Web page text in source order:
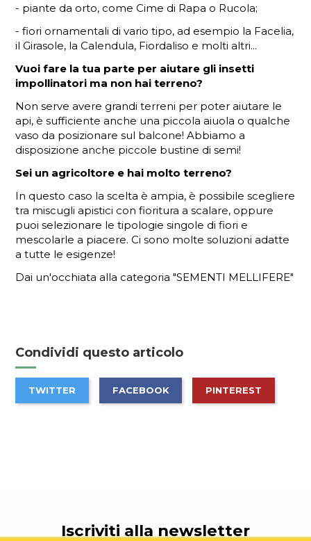
- piante da orto, come Cime di Rapa o Rucola;
- fiori ornamentali di vario tipo, ad esempio la Facelia,
il Girasole, la Calendula, Fiordaliso e molti altri...
Vuoi fare la tua parte per aiutare gli insetti
impollinatori ma non hai terreno?
Non serve avere grandi terreni per poter aiutare le
api, è sufficiente anche una piccola aiuola o qualche
vaso da posizionare sul balcone! Abbiamo a
disposizione anche piccole bustine di semi!
Sei un agricoltore e hai molto terreno?
In questo caso la scelta è ampia, è possibile scegliere
tra miscugli apistici con fioritura a scalare, oppure
puoi selezionare le tipologie singole di fiori e
mescolarle a piacere. Ci sono molte soluzioni adatte
a tutte le esigenze!
Dai un'occhiata alla categoria "SEMENTI MELLIFERE"
Condividi questo articolo
TWITTER FACEBOOK PINTEREST
Iscriviti alla newsletter